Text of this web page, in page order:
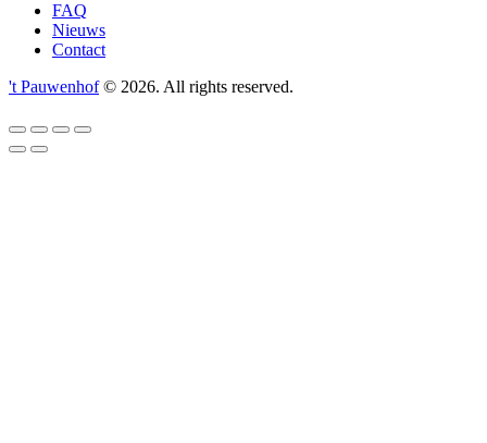
FAQ
Nieuws
Contact
't Pauwenhof© 2026. All rights reserved.